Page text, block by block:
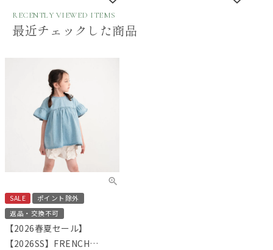
RECENTLY VIEWED ITEMS
最近チェックした商品
SALE
ポイント除外
返品・交換不可
【2026春夏セール】
【2026SS】FRENCH